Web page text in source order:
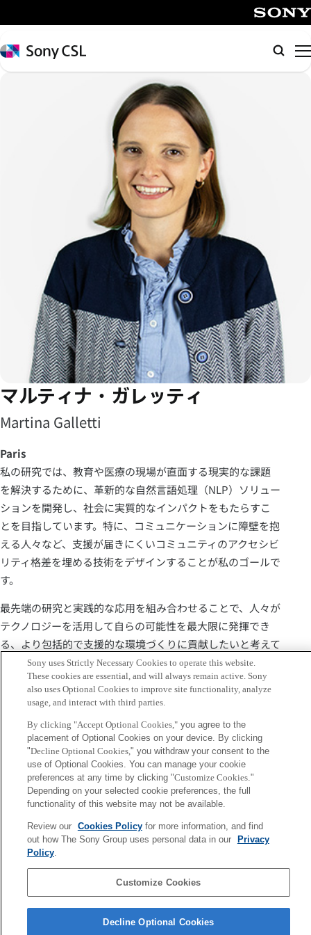
イ
ン
コ
Sony
CSL
検
索
マルティナ・ガレッティ
Martina Galletti
Paris
私の研究では、教育や医療の現場が直面する現実的な課題
を解決するために、革新的な自然言語処理（NLP）ソリュー
ションを開発し、社会に実質的なインパクトをもたらすこ
とを目指しています。特に、コミュニケーションに障壁を抱
える人々など、支援が届きにくいコミュニティのアクセシビ
リティ格差を埋める技術をデザインすることが私のゴールで
す。
最先端の研究と実践的な応用を組み合わせることで、人々が
テクノロジーを活用して自らの可能性を最大限に発揮でき
る、より包括的で支援的な環境づくりに貢献したいと考えて
います。また、技術的な貢献にとどまらず、臨床医や教育
者、AI倫理の専門家などとの学際的な連携を促し、AIが責任
を持って公平に開発・適用される未来の実現を目指していま
Keywords
Creativity Cybernetic Intelligence Fundamental Research
Human Augmentation Natural Language Processing
Technology-enhanced Learning Accessibility Human-
Computer Interaction
Sony uses Strictly Necessary Cookies to operate this website.
These cookies are essential, and will always remain active. Sony
also uses Optional Cookies to improve site functionality, analyze
usage, and interact with third parties.
By clicking "Accept Optional Cookies,"you agree to the
placement of Optional Cookies on your device. By clicking
"Decline Optional Cookies," you withdraw your consent to the
use of Optional Cookies. You can manage your cookie
preferences at any time by clicking "Customize Cookies."
Depending on your selected cookie preferences, the full
functionality of this website may not be available.
Review our Cookies Policyfor more information, and find
out how The Sony Group uses personal data in our
Privacy
Policy.
Customize Cookies
Decline Optional Cookies